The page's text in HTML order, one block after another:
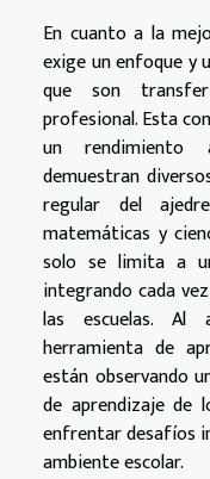
En cuanto a la
exige un enfoque y
que son
profesional. Esta
un rendimiento
demuestran
regular del
matemáticas y
solo se limita a
integrando cada
las escuelas. Al
herramienta de
están observando
de aprendizaje de
enfrentar desafíos
ambiente escolar.